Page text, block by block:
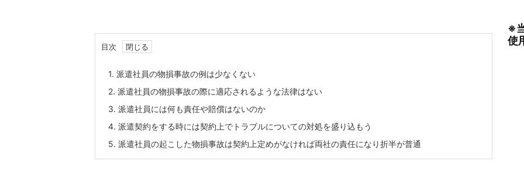
目次
1. 派遣社員の物損事故の例は少なくない
2. 派遣社員の物損事故の際に適応されるような法律はない
3. 派遣社員には何も責任や賠償はないのか
4. 派遣契約をする時には契約上でトラブルについての対処を盛り込もう
5. 派遣社員の起こした物損事故は契約上定めがなければ両社の責任になり折半が普通
※
使